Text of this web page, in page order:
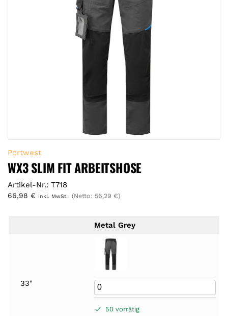
Portwest
WX3 SLIM FIT ARBEITSHOSE
Artikel-Nr.: T718
66,98 € inkl. MwSt. (Netto: 56,29 €)
Metal Grey
33"
50 vorrätig